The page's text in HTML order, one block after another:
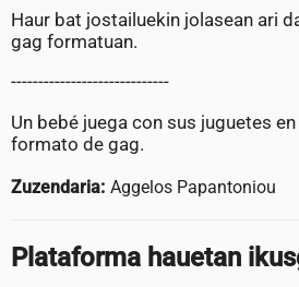
Haur bat jostailuekin jolasean ari
gag formatuan.
-----------------------------
Un bebé juega con sus juguetes
formato de gag.
Zuzendaria: Aggelos Papantoniou
Plataforma hauetan